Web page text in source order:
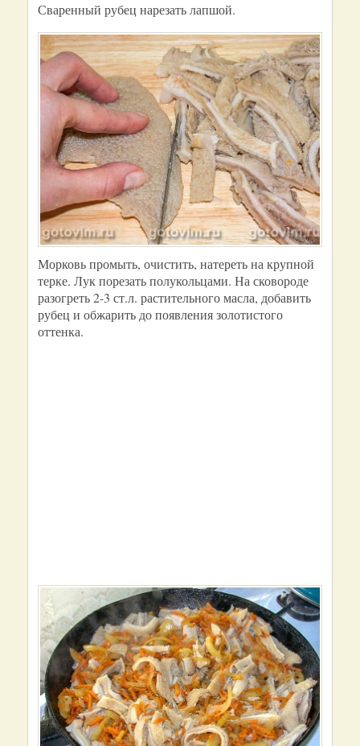
Сваренный рубец нарезать лапшой.
Морковь промыть, очистить, натереть на крупной
терке. Лук порезать полукольцами. На сковороде
разогреть 2-3 ст.л. растительного масла, добавить
рубец и обжарить до появления золотистого
оттенка.